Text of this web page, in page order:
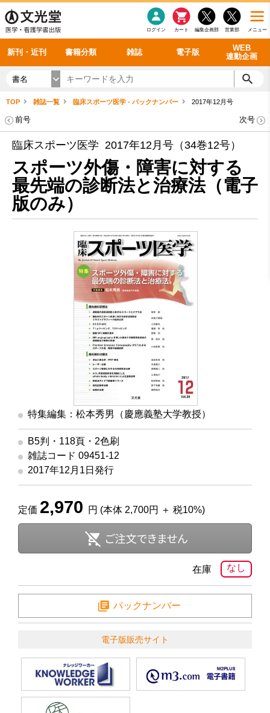
メニュー
営業部
編集企画部
カート
ログイン
新刊・近刊 書籍分類 雑誌 電子版
WEB
連動企画
感染症 老年医学
看護・介護
呼吸器
循環器
シリーズ一覧
雑誌投稿規定
理学療法
雑誌案内・年間購読 最新号 バックナンバー
電子書籍
電子雑誌
書籍「データに基づく臨床動作分析」WEB動画
書籍「眼手術学」WEB動画
書籍「神経症候学 II 改訂第二版」 WEB動画
新刊一覧
今後の発行予定
書名
TOP 雑誌一覧 臨床スポーツ医学 - バックナンバー 2017年12月号
前号 次号
臨床スポーツ医学 2017年12月号（34巻12号）
スポーツ外傷・障害に対する
最先端の診断法と治療法（電子
版のみ）
特集編集：松本秀男（慶應義塾大学教授）
B5判・118頁・2色刷
雑誌コード 09451-12
2017年12月1日発行
定価 2,970 円 (本体 2,700円 ＋ 税10%)
なし
在庫
バックナンバー
電子版販売サイト